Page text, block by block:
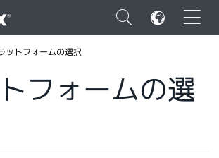
×
ットフォームの選択
フォームの選